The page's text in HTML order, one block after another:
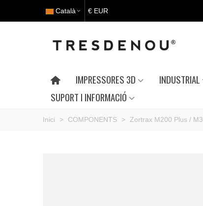
Català € EUR
IMPRESSORES 3D INDUSTRIAL
SUPORT I INFORMACIÓ
Inici > COMPONENTS > Zortrax M200 Plus /